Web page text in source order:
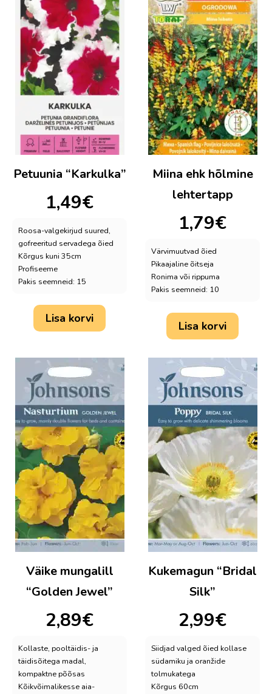
Petuunia “Karkulka”
1,49€
Roosa-valgekirjud suured,
gofreeritud servadega õied
Kõrgus kuni 35cm
Profiseeme
Pakis seemneid: 15
Lisa korvi
Miina ehk hõlmine
lehtertapp
1,79€
Värvimuutvad õied
Pikaajaline õitseja
Ronima või rippuma
Pakis seemneid: 10
Lisa korvi
Väike mungalill
“Golden Jewel”
2,89€
Kollaste, pooltäidis- ja
täidisõitega madal,
kompaktne põõsas
Kõikvõimalikesse aia-
Kukemagun “Bridal
Silk”
2,99€
Siidjad valged õied kollase
südamiku ja oranžide
tolmukatega
Kõrgus 60cm